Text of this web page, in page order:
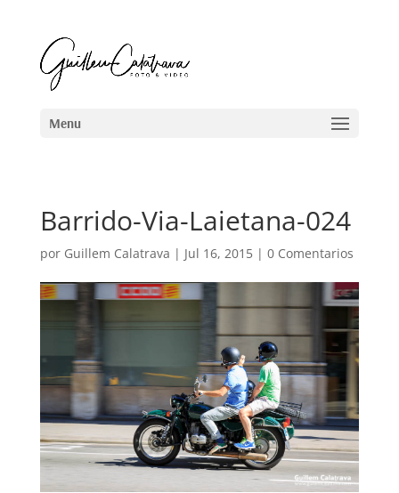
Barrido-Via-Laietana-024
por Guillem Calatrava | Jul 16, 2015| 0 Comentarios